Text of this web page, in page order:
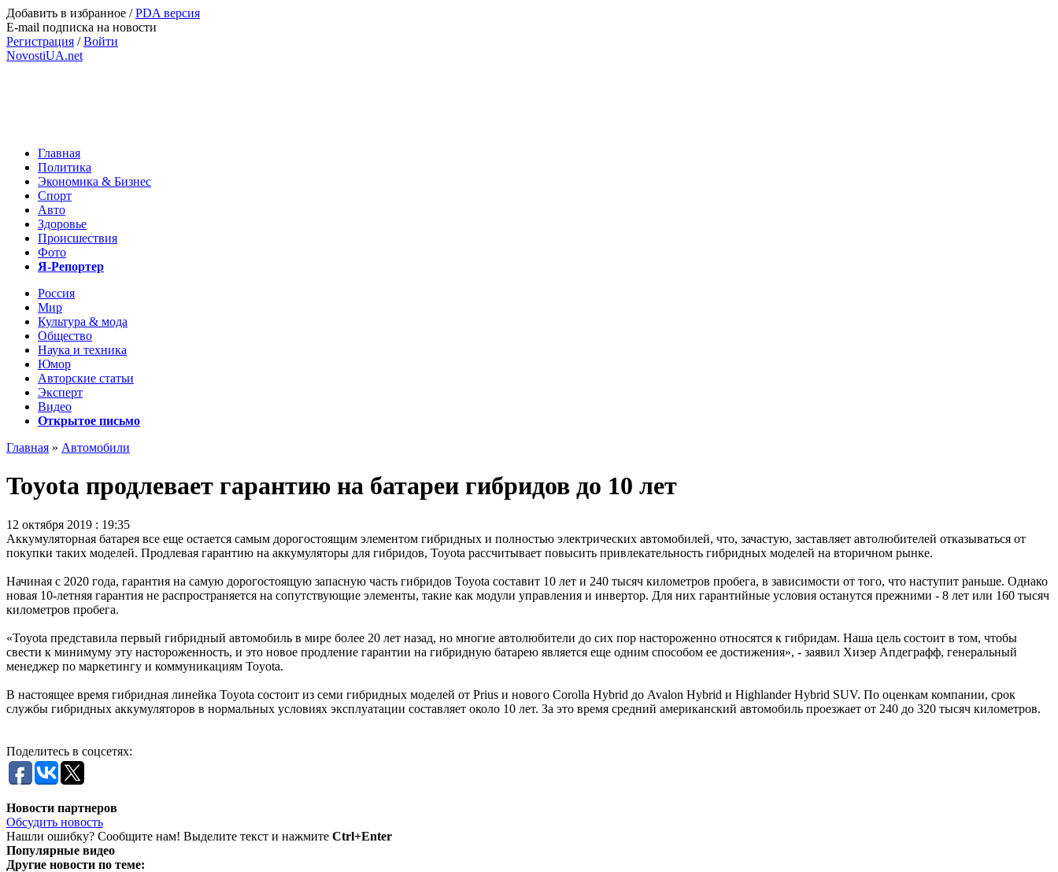
Добавить в избранное /PDA версия
E-mail подписка на новости
Регистрация /Войти
NovostiUA.net
Главная
Политика
Экономика & Бизнес
Спорт
Авто
Здоровье
Происшествия
Фото
Я-Репортер
Россия
Мир
Культура & мода
Общество
Наука и техника
Юмор
Авторские статьи
Эксперт
Видео
Открытое письмо
Главная » Автомобили
Toyota продлевает гарантию на батареи гибридов до 10 лет
12 октября 2019 : 19:35
Аккумуляторная батарея все еще остается самым дорогостоящим элементом гибридных и полностью электрических автомобилей, что, зачастую, заставляет автолюбителей отказываться от
покупки таких моделей. Продлевая гарантию на аккумуляторы для гибридов, Toyota рассчитывает повысить привлекательность гибридных моделей на вторичном рынке.
Начиная с 2020 года, гарантия на самую дорогостоящую запасную часть гибридов Toyota составит 10 лет и 240 тысяч километров пробега, в зависимости от того, что наступит раньше. Однако
новая 10-летняя гарантия не распространяется на сопутствующие элементы, такие как модули управления и инвертор. Для них гарантийные условия останутся прежними - 8 лет или 160 тысяч
километров пробега.
«Toyota представила первый гибридный автомобиль в мире более 20 лет назад, но многие автолюбители до сих пор настороженно относятся к гибридам. Наша цель состоит в том, чтобы
свести к минимуму эту настороженность, и это новое продление гарантии на гибридную батарею является еще одним способом ее достижения», - заявил Хизер Апдеграфф, генеральный
менеджер по маркетингу и коммуникациям Toyota.
В настоящее время гибридная линейка Toyota состоит из семи гибридных моделей от Prius и нового Corolla Hybrid до Avalon Hybrid и Highlander Hybrid SUV. По оценкам компании, срок
службы гибридных аккумуляторов в нормальных условиях эксплуатации составляет около 10 лет. За это время средний американский автомобиль проезжает от 240 до 320 тысяч километров.
Поделитесь в соцсетях:
Новости партнеров
Обсудить новость
Нашли ошибку? Сообщите нам! Выделите текст и нажмите Ctrl+Enter
Популярные видео
Другие новости по теме: